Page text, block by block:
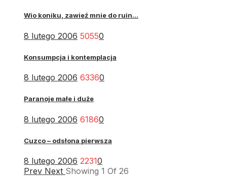
Wio koniku, zawieź mnie do ruin...
8 lutego 2006 50550
Konsumpcja i kontemplacja
8 lutego 2006 63360
Paranoje małe i duże
8 lutego 2006 61860
Cuzco – odsłona pierwsza
8 lutego 2006 22310
Prev Next Showing 1 Of 26